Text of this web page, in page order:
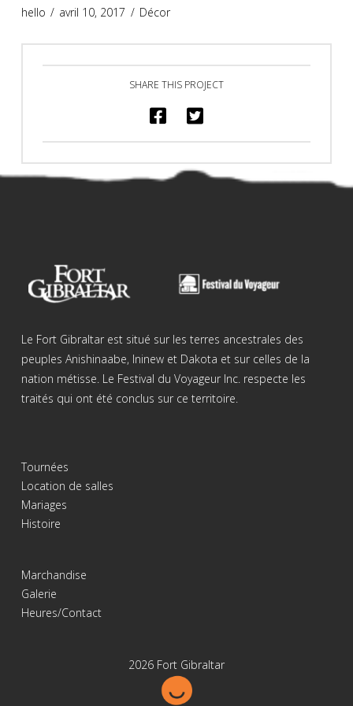
hello avril 10, 2017 Décor
SHARE THIS PROJECT
Le Fort Gibraltar est situé sur les terres ancestrales des
peuples Anishinaabe, Ininew et Dakota et sur celles de la
nation métisse. Le Festival du Voyageur Inc. respecte les
traités qui ont été conclus sur ce territoire.
Tournées
Location de salles
Mariages
Histoire
Marchandise
Galerie
Heures/Contact
2026 Fort Gibraltar